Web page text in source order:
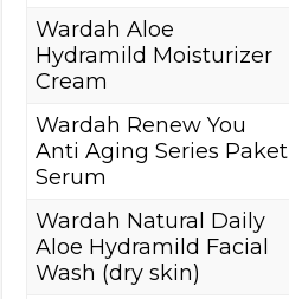
Wardah Aloe
Hydramild Moisturizer
Cream
Wardah Renew You
Anti Aging Series Paket
Serum
Wardah Natural Daily
Aloe Hydramild Facial
Wash (dry skin)